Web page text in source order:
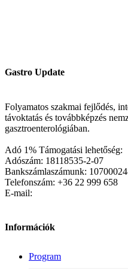
Gastro Update
Folyamatos szakmai fejlődés,
távoktatás és továbbképzés
gasztroenterológiában.
Adó 1% Támogatási lehetőség:
Adószám: 18118535-2-07
Bankszámlaszámunk:
Telefonszám: +36 22 999 658
E-mail:
Információk
Program